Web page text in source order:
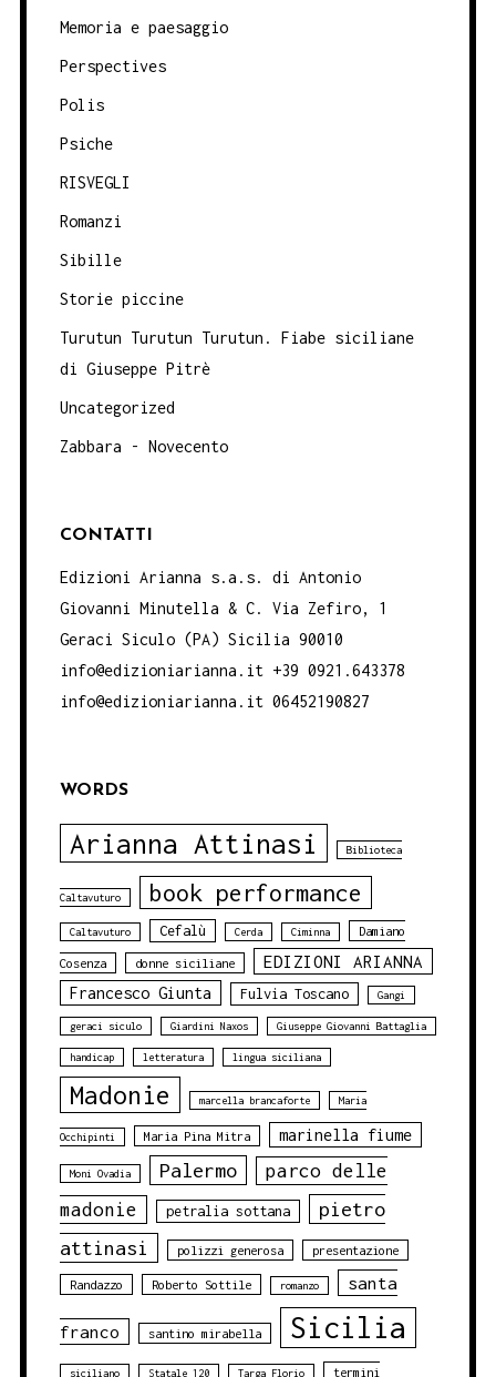
Memoria e paesaggio
Perspectives
Polis
Psiche
RISVEGLI
Romanzi
Sibille
Storie piccine
Turutun Turutun Turutun. Fiabe siciliane
di Giuseppe Pitrè
Uncategorized
Zabbara - Novecento
CONTATTI
Edizioni Arianna s.a.s. di Antonio
Giovanni Minutella & C. Via Zefiro, 1
Geraci Siculo (PA) Sicilia 90010
info@edizioniarianna.it +39 0921.643378
info@edizioniarianna.it 06452190827
WORDS
Arianna Attinasi Biblioteca
Caltavuturo book performance
Caltavuturo Cefalù Cerda Ciminna Damiano
Cosenza donne siciliane EDIZIONI ARIANNA
Francesco Giunta Fulvia Toscano Gangi
geraci siculo Giardini Naxos Giuseppe Giovanni Battaglia
handicap letteratura lingua siciliana
Madonie marcella brancaforte Maria
Occhipinti Maria Pina Mitra marinella fiume
Moni Ovadia Palermo
parco delle
madonie
petralia sottana
pietro
attinasi
polizzi generosa presentazione
Randazzo Roberto Sottile romanzo santa
franco santino mirabella Sicilia
siciliano Statale 120 Targa Florio termini